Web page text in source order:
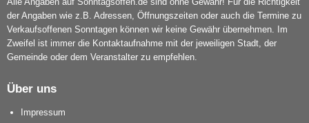
der Angaben wie z.B. Adressen, Öffnungszeiten oder auch die Termine zu
Verkaufsoffenen Sonntagen können wir keine Gewähr übernehmen. Im
Zweifel ist immer die Kontaktaufnahme mit der jeweiligen Stadt, der
Gemeinde oder dem Veranstalter zu empfehlen.
Über uns
Impressum